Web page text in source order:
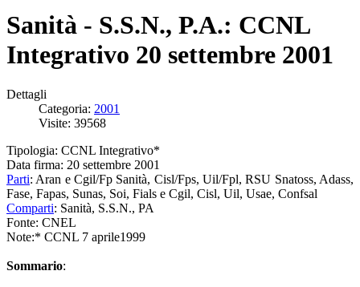
Sanità - S.S.N., P.A.: CCNL
Integrativo 20 settembre 2001
Dettagli
Categoria: 2001
Visite: 39568
Tipologia: CCNL Integrativo*
Data firma: 20 settembre 2001
Parti: Aran e Cgil/Fp Sanità, Cisl/Fps, Uil/Fpl, RSU Snatoss, Adass,
Fase, Fapas, Sunas, Soi, Fials e Cgil, Cisl, Uil, Usae, Confsal
Comparti: Sanità, S.S.N., PA
Fonte: CNEL
Note:* CCNL 7 aprile1999
Sommario: